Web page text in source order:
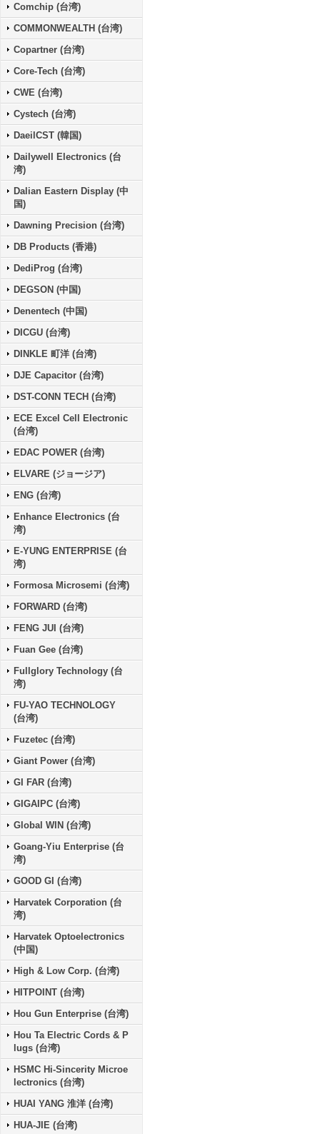
Comchip (台湾)
COMMONWEALTH (台湾)
Copartner (台湾)
Core-Tech (台湾)
CWE (台湾)
Cystech (台湾)
DaeilCST (韓国)
Dailywell Electronics (台
湾)
Dalian Eastern Display (中
国)
Dawning Precision (台湾)
DB Products (香港)
DediProg (台湾)
DEGSON (中国)
Denentech (中国)
DICGU (台湾)
DINKLE 町洋 (台湾)
DJE Capacitor (台湾)
DST-CONN TECH (台湾)
ECE Excel Cell Electronic
(台湾)
EDAC POWER (台湾)
ELVARE (ジョージア)
ENG (台湾)
Enhance Electronics (台
湾)
E-YUNG ENTERPRISE (台
湾)
Formosa Microsemi (台湾)
FORWARD (台湾)
FENG JUI (台湾)
Fuan Gee (台湾)
Fullglory Technology (台
湾)
FU-YAO TECHNOLOGY
(台湾)
Fuzetec (台湾)
Giant Power (台湾)
GI FAR (台湾)
GIGAIPC (台湾)
Global WIN (台湾)
Goang-Yiu Enterprise (台
湾)
GOOD GI (台湾)
Harvatek Corporation (台
湾)
Harvatek Optoelectronics
(中国)
High & Low Corp. (台湾)
HITPOINT (台湾)
Hou Gun Enterprise (台湾)
Hou Ta Electric Cords & P
lugs (台湾)
HSMC Hi-Sincerity Microe
lectronics (台湾)
HUAI YANG 淮洋 (台湾)
HUA-JIE (台湾)